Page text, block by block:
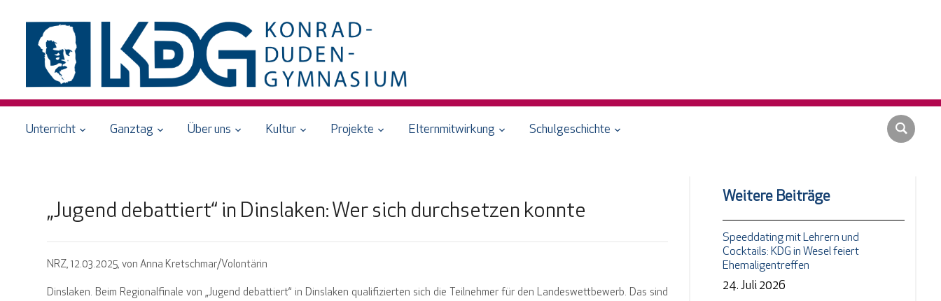
Unterricht Ganztag Über uns Kultur Projekte Elternmitwirkung Schulgeschichte
„Jugend debattiert“ in Dinslaken: Wer sich durchsetzen konnte
NRZ, 12.03.2025, von Anna Kretschmar/Volontärin
Dinslaken. Beim Regionalfinale von „Jugend debattiert“ in Dinslaken qualifizierten sich die Teilnehmer für den Landeswettbewerb. Das sind
Weitere Beiträge
Speeddating mit Lehrern und
Cocktails: KDG in Wesel feiert
Ehemaligentreffen
24. Juli 2026